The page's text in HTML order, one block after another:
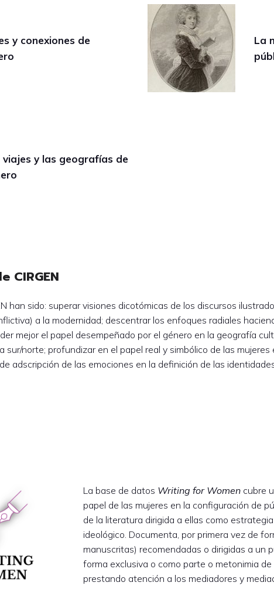
y conexiones de
La
viajes y las geografías de
CIRGEN
han sido: superar visiones dicotómicas de los discursos
a la modernidad; descentrar los enfoques radiales
mejor el papel desempeñado por el género en la geografía
sur/norte; profundizar en el papel real y simbólico de las
adscripción de las emociones en la definición de las
La base de datos Writing for Women cubre
papel de las mujeres en la configuración de
de la literatura dirigida a ellas como
ideológico. Documenta, por primera vez de
manuscritas) recomendadas o dirigidas a un
forma exclusiva o como parte o metonimia de
prestando atención a los mediadores y